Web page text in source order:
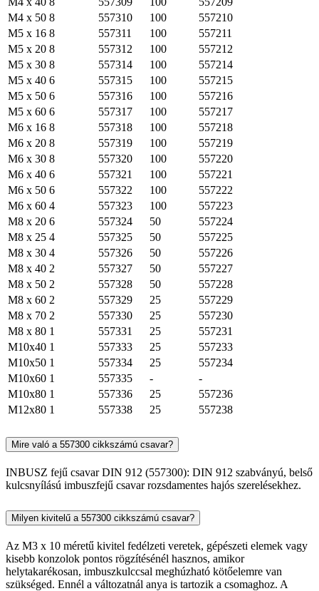
M4 x 50 8 557310 100
557210
M5 x 16 8 557311 100
557211
M5 x 20 8 557312 100
557212
M5 x 30 8 557314 100
557214
M5 x 40 6 557315 100
557215
M5 x 50 6 557316 100
557216
M5 x 60 6 557317 100
557217
M6 x 16 8 557318 100
557218
M6 x 20 8 557319 100
557219
M6 x 30 8 557320 100
557220
M6 x 40 6 557321 100
557221
M6 x 50 6 557322 100
557222
M6 x 60 4 557323 100
557223
M8 x 20 6 557324 50
557224
M8 x 25 4 557325 50
557225
M8 x 30 4 557326 50
557226
M8 x 40 2 557327 50
557227
M8 x 50 2 557328 50
557228
M8 x 60 2 557329 25
557229
M8 x 70 2 557330 25
557230
M8 x 80 1 557331 25
557231
M10x40 1 557333 25
557233
M10x50 1 557334 25
557234
M10x60 1 557335 -
-
M10x80 1 557336 25
557236
M12x80 1 557338 25 557238
Mire való a 557300 cikkszámú csavar?
INBUSZ fejű csavar DIN 912 (557300): DIN 912 szabványú, belső
kulcsnyílású imbuszfejű csavar rozsdamentes hajós szerelésekhez.
Milyen kivitelű a 557300 cikkszámú csavar?
Az M3 x 10 méretű kivitel fedélzeti veretek, gépészeti elemek vagy
kisebb konzolok pontos rögzítésénél hasznos, amikor
helytakarékosan, imbuszkulccsal meghúzható kötőelemre van
szükséged. Ennél a változatnál anya is tartozik a csomaghoz. A